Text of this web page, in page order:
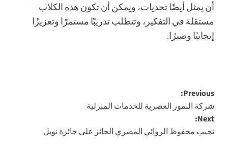
أن يمثل أيضًا تحديات، ويمكن أن تكون هذه الكلاب
مستقلة في التفكير، وتتطلب تدريبًا مستمرًا وتعزيزًا
إيجابيًا وصبرًا.
Post
navigation
Previous:
شركة النمور العصرية للخدمات المنزلية
Next:
نجيب محفوظ الروائي المصري الحائز على جائزة نوبل